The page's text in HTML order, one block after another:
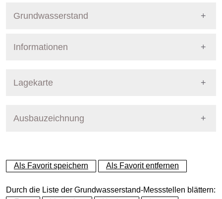
Grundwasserstand
Dynamische Grafik
Informationen
Nummer
Ausprägung GW-Stand
Grundwasserleiter Elsterzeitl. GW-Leiter
Lagekarte
+
Ausbauzeichnung
Als Favorit speichern Als Favorit entfernen
Durch die Liste der Grundwasserstand-Messstellen blättern: